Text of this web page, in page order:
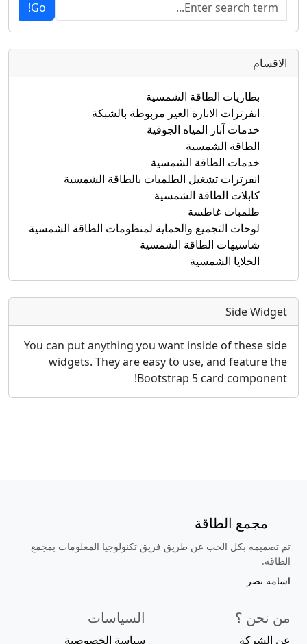
Go!
الاقسام
بطاريات الطاقة الشمسية
انفرترات الانارة الغير مربوطة بالشبكة
خدمات آبار المياه الجوفية
الطاقة الشمسية
خدمات الطاقة الشمسية
انفرترات تشغيل الطلمبات بالطاقة الشمسية
كابلات الطاقة الشمسية
طلمبات غاطسة
لوحات التجميع والحماية لمنظومات الطاقة الشمسية
شاسيهات الطاقة الشمسية
الخلايا الشمسية
Side Widget
You can put anything you want inside of these side
widgets. They are easy to use, and feature the
Bootstrap 5 card component!
مجمع الطاقة
تم تصميمه بكل الحب عن طريق فريق تكنولوجيا المعلومات بمجمع
الطاقة.
اسامة نصر
من نحن ؟
عن الشركة
السياسات
سياسة الخصوصية